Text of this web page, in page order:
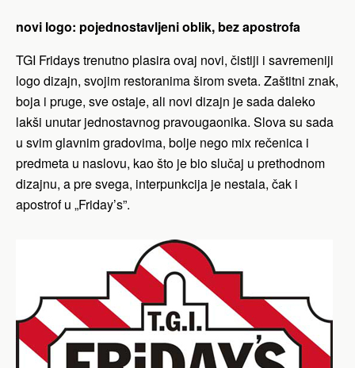
novi logo: pojednostavljeni oblik, bez apostrofa
TGI Fridays trenutno plasira ovaj novi, čistiji i savremeniji
logo dizajn, svojim restoranima širom sveta. Zaštitni znak,
boja i pruge, sve ostaje, ali novi dizajn je sada daleko
lakši unutar jednostavnog pravougaonika. Slova su sada
u svim glavnim gradovima, bolje nego mix rečenica i
predmeta u naslovu, kao što je bio slučaj u prethodnom
dizajnu, a pre svega, interpunkcija je nestala, čak i
apostrof u „Friday’s”.